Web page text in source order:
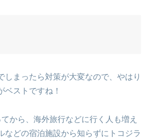
しまったら対策が大変なので、やはり
ベストですね！
から、海外旅行などに行く人も増え
などの宿泊施設から知らずにトコジラ